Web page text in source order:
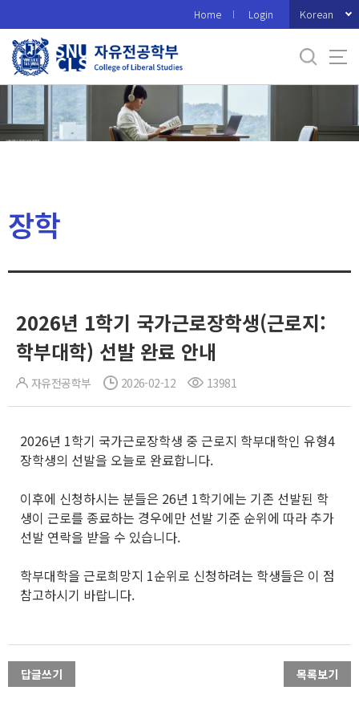
로
메
Home Login Korean
장학
2026년 1학기 국가근로장학생(근로지:
학부대학) 선발 완료 안내
자유전공학부 2026-02-12 13981
2026년 1학기 국가근로장학생 중 근로지 학부대학인 유형4
장학생의 선발을 오늘로 완료합니다.
이후에 신청하시는 분들은 26년 1학기에는 기존 선발된 학
생이 근로를 종료하는 경우에만 선발 기준 순위에 따라 추가
선발 연락을 받을 수 있습니다.
학부대학을 근로희망지 1순위로 신청하려는 학생들은 이 점
참고하시기 바랍니다.
답글쓰기 목록보기